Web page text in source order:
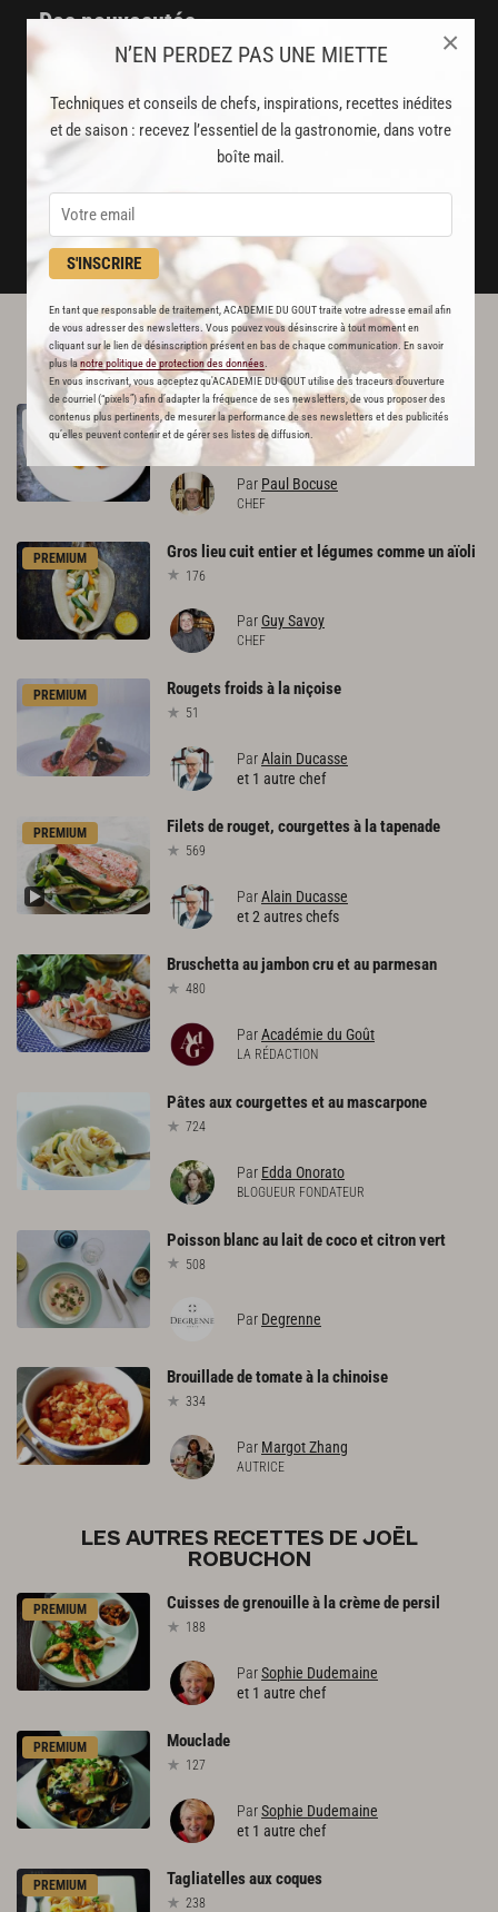
N’EN PERDEZ PAS UNE MIETTE
Techniques et conseils de chefs, inspirations, recettes inédites
et de saison : recevez l’essentiel de la gastronomie, dans votre
boîte mail.
S'INSCRIRE
En tant que responsable de traitement, ACADEMIE DU GOUT traite votre adresse email afin
de vous adresser des newsletters. Vous pouvez vous désinscrire à tout moment en
cliquant sur le lien de désinscription présent en bas de chaque communication. En savoir
plus lanotre politique de protection des données
En vous inscrivant, vous acceptez qu'ACADEMIE DU GOUT utilise des traceurs d’ouverture
de courriel (“pixels”) afin d’adapter la fréquence de ses newsletters, de vous proposer des
contenus plus pertinents, de mesurer la performance de ses newsletters et des publicités
qu’elles peuvent contenir et de gérer ses listes de diffusion.
×
Des nouveautés
disponibles chaque semaine
Stop pub
un service garanti sans publicité
JE M'ABONNE
DÉJÀ ABONNÉ(E) ? JE ME CONNECTE
L'ACADÉMIE DU GOÛT VOUS
RECOMMANDE
RECETTE OFFERTE ! Rougetsenécailles de pommedeterre
681
Par Paul Bocuse
CHEF
PREMIUM Gros lieucuitentieret légumescommeunaïoli
176
ParGuy Savoy
CHEF
PREMIUM Rougetsfroidsà laniçoise
51
ParAlain Ducasse
et 1 autre chef
PREMIUM Filetsderouget, courgettesà latapenade
569
ParAlain Ducasse
et 2 autres chefs
Bruschettaaujamboncruetauparmesan
480
ParAcadémie du Goût
LA RÉDACTION
Pâtesauxcourgettesetaumascarpone
724
Par Edda Onorato
BLOGUEUR FONDATEUR
Poisson blancau laitdecocoetcitronvert
508
Par Degrenne
Brouilladedetomateà lachinoise
334
Par Margot Zhang
AUTRICE
LES AUTRES RECETTES DE JOËL
ROBUCHON
PREMIUM Cuissesdegrenouilleà lacrèmedepersil
188
ParSophie Dudemaine
et 1 autre chef
PREMIUM Mouclade
127
ParSophie Dudemaine
et 1 autre chef
PREMIUM Tagliatellesauxcoques
238